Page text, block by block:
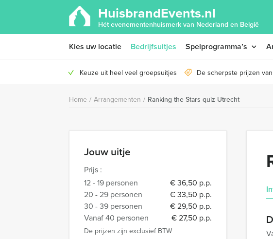
HuisbrandEvents.nl
Hét evenementenhuismerk van Nederland en België
Kies uw locatie Bedrijfsuitjes Spelprogramma’s
Keuze uit heel veel groepsuitjes De scherpste prijzen
Home / Arrangementen / Ranking the Stars quiz Utrecht
Jouw uitje
Prijs :
12 - 19 personen
€ 36,50 p.p.
20 - 29 personen
€ 33,50 p.p.
30 - 39 personen
€ 29,50 p.p.
Vanaf 40 personen
€ 27,50 p.p.
De prijzen zijn exclusief BTW